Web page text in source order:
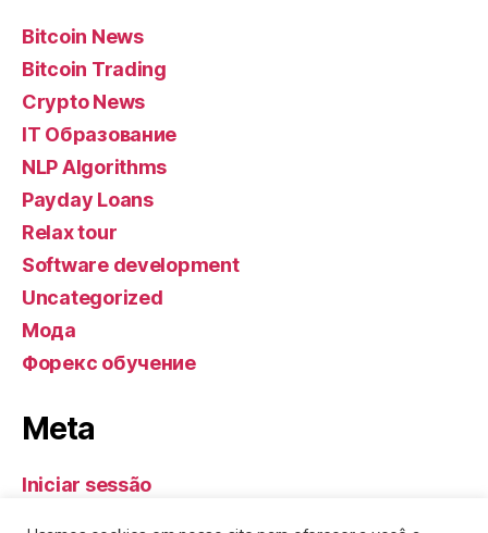
Bitcoin News
Bitcoin Trading
Crypto News
IT Образование
NLP Algorithms
Payday Loans
Relax tour
Software development
Uncategorized
Мода
Форекс обучение
Meta
Iniciar sessão